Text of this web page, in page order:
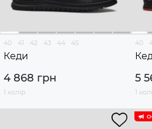
40 41 42 43 44 45
Кеди
4 868 грн
1 колір
40
5
1